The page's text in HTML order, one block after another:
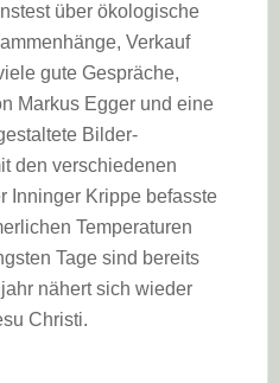
über ökologische
Verkauf
gute Gespräche,
Markus Egger und eine
Bilder-
den verschiedenen
Inninger Krippe befasste
Temperaturen
Tage sind bereits
nähert sich wieder
Christi.